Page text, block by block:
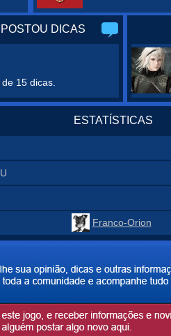
DICAS
15 dicas.
ESTATÍSTICAS
Franco-Orion